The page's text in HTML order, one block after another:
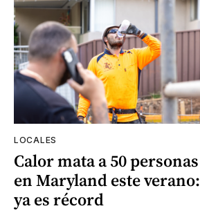
LOCALES
Calor mata a 50 personas
en Maryland este verano:
ya es récord